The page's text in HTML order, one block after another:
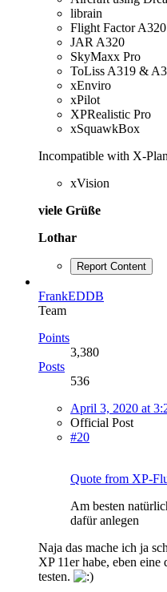
librain
Flight Factor A320
JAR A320
SkyMaxx Pro
ToLiss A319 &
xEnviro
xPilot
XPRealistic Pro
xSquawkBox
Incompatible with X-
xVision
viele Grüße
Lothar
Report Content
FrankEDDB
Team
Points
3,380
Posts
536
April 3, 2020 at
Official Post
#20
Quote from XP-
Am besten
dafür anlegen
Naja das mache ich ja
XP 11er habe, eben
testen.